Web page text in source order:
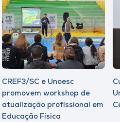
CREF3/SC e Unoesc
promovem workshop de
atualização profissional em
Educação Física